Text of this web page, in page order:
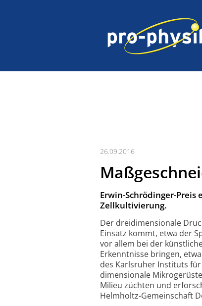
26.09.2016
Erwin-Schrödinger-
Zellkultivierung.
Der dreidimensionale
Einsatz kommt, etwa der
vor allem bei der
Erkenntnisse bringen,
des Karlsruher Instituts
dimensionale
Milieu züchten und
Helmholtz-Gemeinschaft